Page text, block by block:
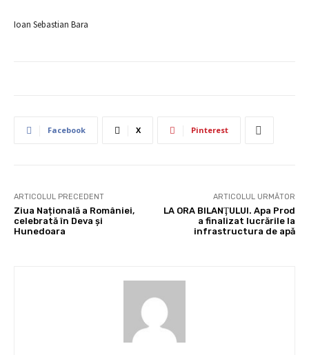
Ioan Sebastian Bara
Facebook X Pinterest
ARTICOLUL PRECEDENT
Ziua Națională a României,
celebrată în Deva și
Hunedoara
ARTICOLUL URMĂTOR
LA ORA BILANŢULUI. Apa Prod
a finalizat lucrările la
infrastructura de apă